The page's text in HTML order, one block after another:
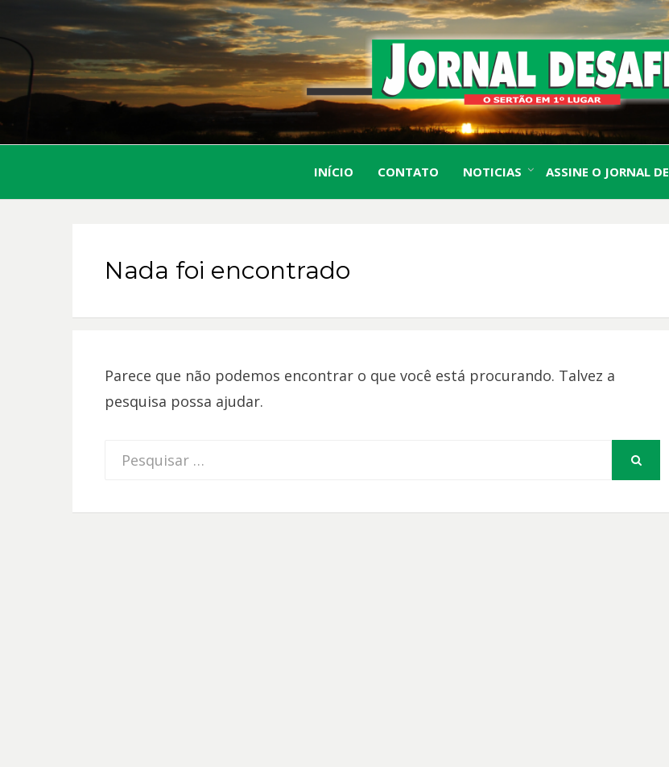
O Sertão em 1º Lugar
INÍCIO CONTATO NOTICIAS ASSINE O JORNAL
Nada foi encontrado
Parece que não podemos encontrar o que você está procurando. Talvez a
pesquisa possa ajudar.
Procurar